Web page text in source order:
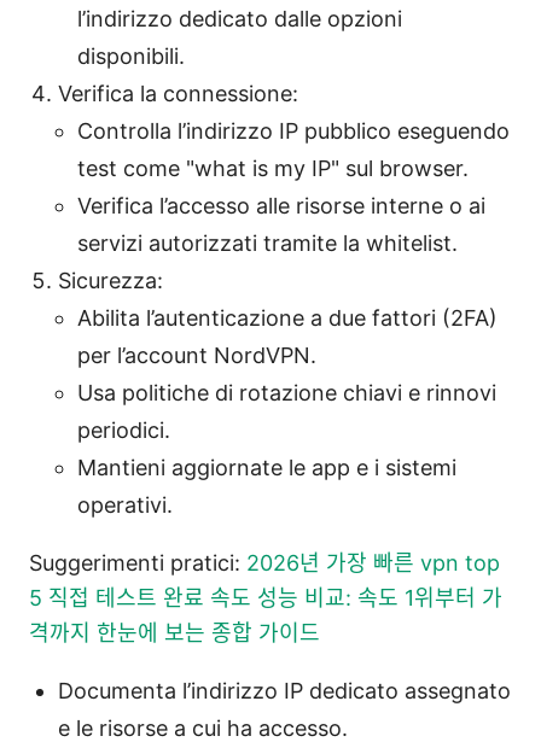
l’indirizzo dedicato dalle opzioni
disponibili.
Verifica la connessione:
Controlla l’indirizzo IP pubblico eseguendo
test come "what is my IP" sul browser.
Verifica l’accesso alle risorse interne o ai
servizi autorizzati tramite la whitelist.
Sicurezza:
Abilita l’autenticazione a due fattori (2FA)
per l’account NordVPN.
Usa politiche di rotazione chiavi e rinnovi
periodici.
Mantieni aggiornate le app e i sistemi
operativi.
Suggerimenti pratici: 2026년 가장 빠른 vpn top
5 직접 테스트 완료 속도 성능 비교: 속도 1위부터 가
격까지 한눈에 보는 종합 가이드
Documenta l’indirizzo IP dedicato assegnato
e le risorse a cui ha accesso.